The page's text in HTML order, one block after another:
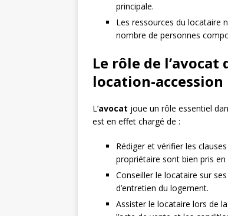
principale.
Les ressources du locataire
nombre de personnes
Le rôle de
location-accession
L’avocat joue un rôle essentiel
est en effet chargé de :
Rédiger et vérifier les
propriétaire sont bien pris en
Conseiller le locataire sur
d’entretien du logement.
Assister le locataire lors de